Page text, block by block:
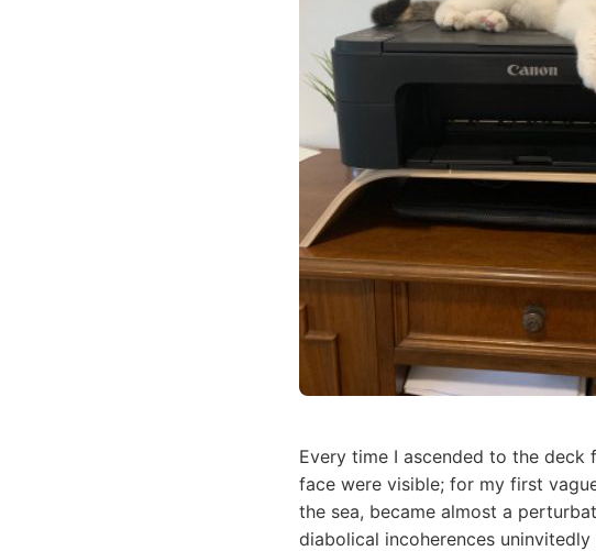
Every time I ascended to the
face were visible; for my first
the sea, became almost a
diabolical incoherences